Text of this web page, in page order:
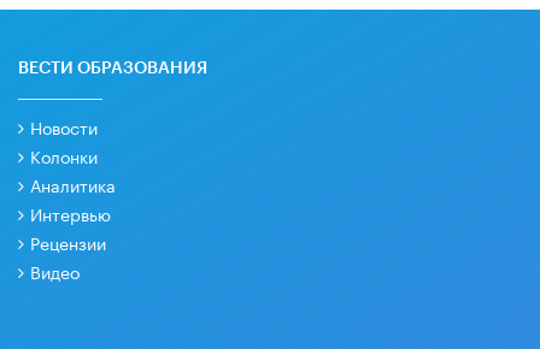
ВЕСТИ ОБРАЗОВАНИЯ
Новости
Колонки
Аналитика
Интервью
Рецензии
Видео